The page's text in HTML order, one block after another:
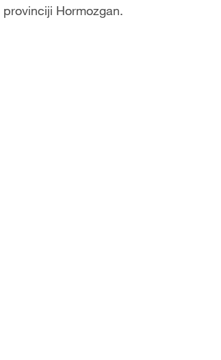
Hormozgan.